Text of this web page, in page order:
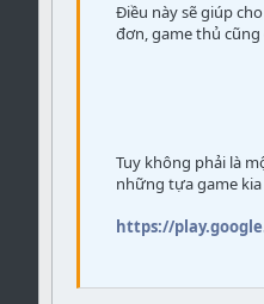
Điều này sẽ giúp
đơn, game thủ
Tuy không phải là
những tựa game
https://